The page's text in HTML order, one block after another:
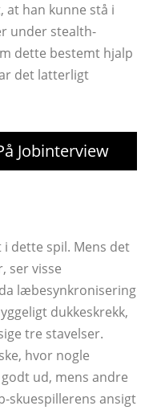
han kunne stå i
under stealth-
dette bestemt hjalp
det latterligt
Jobinterview
i dette spil. Mens det
ser visse
læbesynkronisering
dukkeskrekk,
tre stavelser.
hvor nogle
ud, mens andre
skuespillerens ansigt